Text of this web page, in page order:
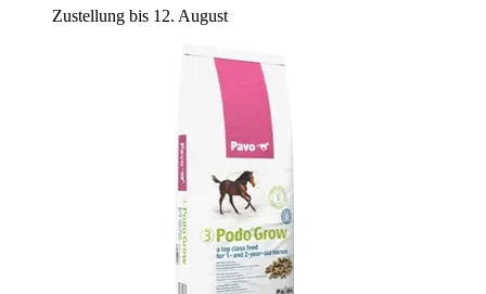
Zustellung bis 12. August